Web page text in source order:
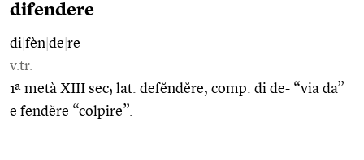
difendere
di fèn de re
v.tr.
1ª metà XIII sec; lat. defĕndĕre, comp. di de- “via da”
e fendĕre “colpire”.